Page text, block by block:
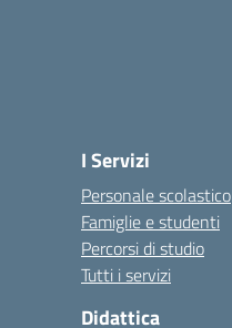
I Servizi
Personale scolastico
Famiglie e studenti
Percorsi di studio
Tutti i servizi
Didattica